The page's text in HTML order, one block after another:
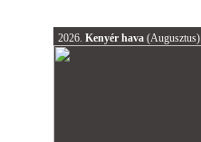
2026. Kenyér hava (Augusztus)